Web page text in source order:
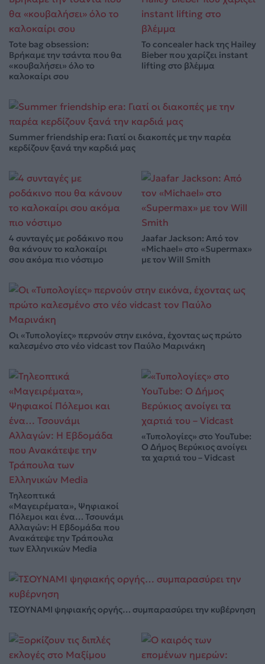
Tote bag obsession:
Βρήκαμε την τσάντα που θα
«κουβαλήσει» όλο το
καλοκαίρι σου
Το concealer hack της Hailey
Bieber που χαρίζει instant
lifting στο βλέμμα
Summer friendship era: Γιατί οι διακοπές με την παρέα
κερδίζουν ξανά την καρδιά μας
4 συνταγές με ροδάκινο που
θα κάνουν το καλοκαίρι
σου ακόμα πιο νόστιμο
Jaafar Jackson: Από τον
«Michael» στο «Supermax»
με τον Will Smith
Οι «Τυπολογίες» περνούν στην εικόνα, έχοντας ως πρώτο
καλεσμένο στο νέο vidcast τον Παύλο Μαρινάκη
Τηλεοπτικά
«Μαγειρέματα», Ψηφιακοί
Πόλεμοι και ένα… Τσουνάμι
Αλλαγών: Η Εβδομάδα που
Ανακάτεψε την Τράπουλα
των Ελληνικών Media
«Τυπολογίες» στο YouTube:
Ο Δήμος Βερύκιος ανοίγει
τα χαρτιά του – Vidcast
ΤΣΟΥΝΑΜΙ ψηφιακής οργής… συμπαρασύρει την κυβέρνηση